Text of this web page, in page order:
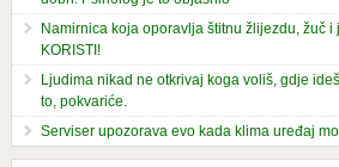
Namirnica koja oporavlja štitnu žlijezdu, žuč i
KORISTI!
Ljudima nikad ne otkrivaj koga voliš, gdje
to, pokvariće.
Serviser upozorava evo kada klima uređaj